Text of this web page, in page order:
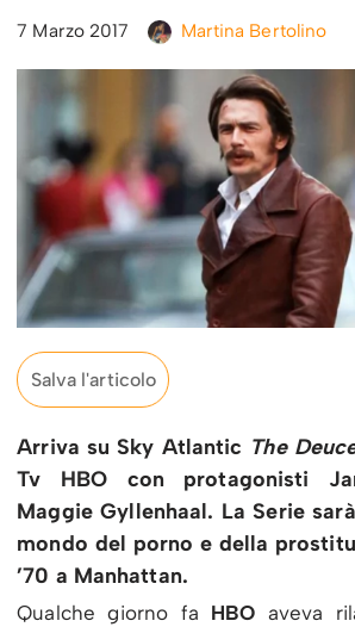
7 Marzo 2017 Martina Bertolino
Salva l'articolo
Arriva su Sky Atlantic The
Tv HBO con protagonisti
Maggie Gyllenhaal. La Serie
mondo del porno e della
’70 a Manhattan.
Qualche giorno fa HBO aveva